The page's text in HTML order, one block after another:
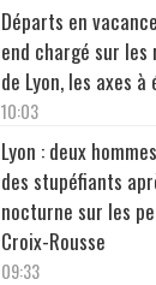
Départs en
end chargé sur
de Lyon, les axes
10:03
Lyon : deux
des stupéfiants
nocturne sur les
Croix-Rousse
09:33